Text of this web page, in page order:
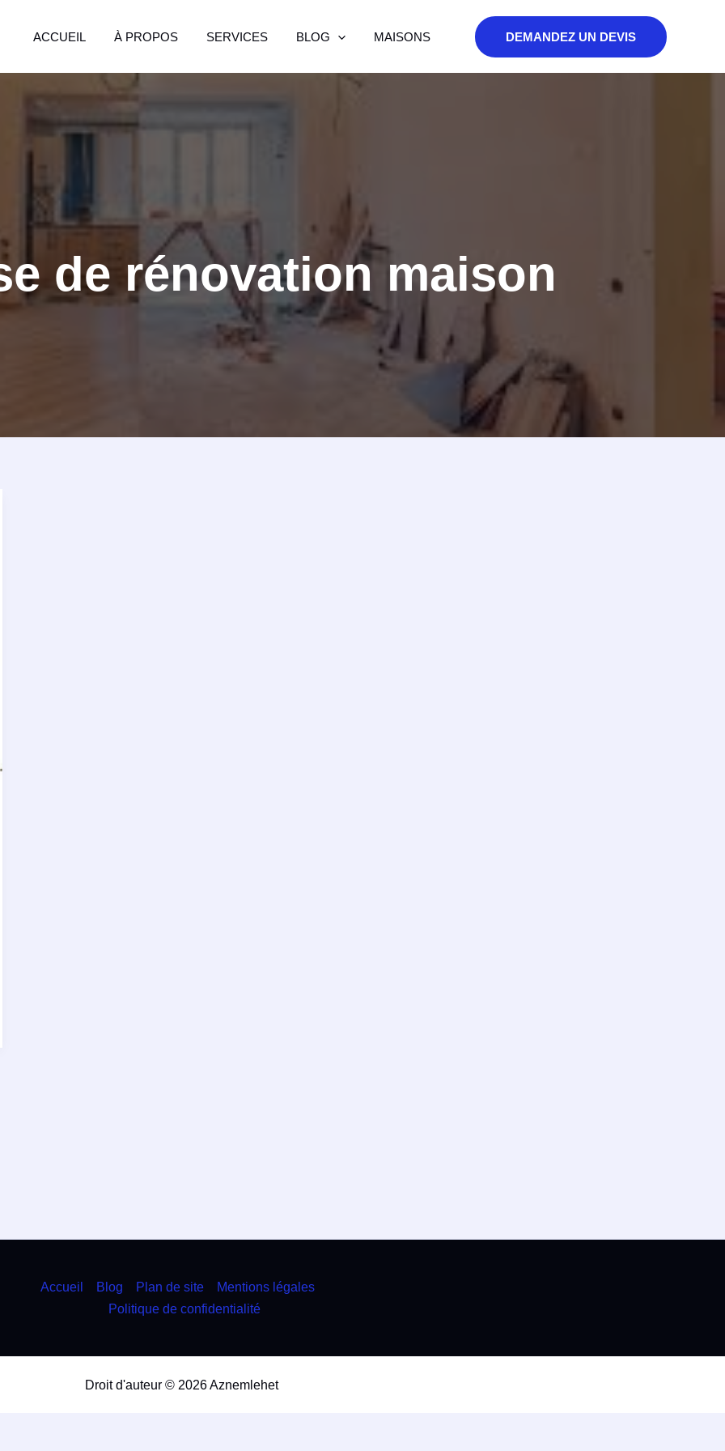
ACCUEIL À PROPOS SERVICES BLOG MAISONS DEMANDEZ UN DEVIS
de rénovation maison
Accueil Blog Plan de site
Mentions légales
Politique de confidentialité
Droit d'auteur © 2026 Aznemlehet